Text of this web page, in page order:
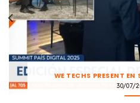
ALIANZAS
30/